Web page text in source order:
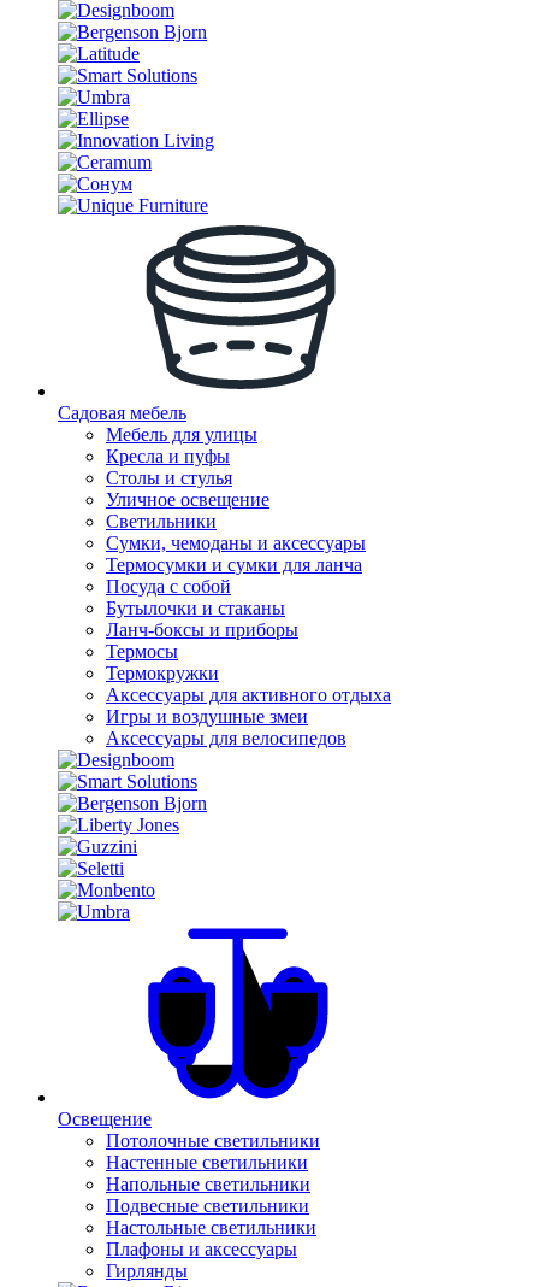
Садовая мебель
Мебель для улицы
Кресла и пуфы
Столы и стулья
Уличное освещение
Светильники
Сумки, чемоданы и аксессуары
Термосумки и сумки для ланча
Посуда с собой
Бутылочки и стаканы
Ланч-боксы и приборы
Термосы
Термокружки
Аксессуары для активного отдыха
Игры и воздушные змеи
Аксессуары для велосипедов
Освещение
Потолочные светильники
Настенные светильники
Напольные светильники
Подвесные светильники
Настольные светильники
Плафоны и аксессуары
Гирлянды